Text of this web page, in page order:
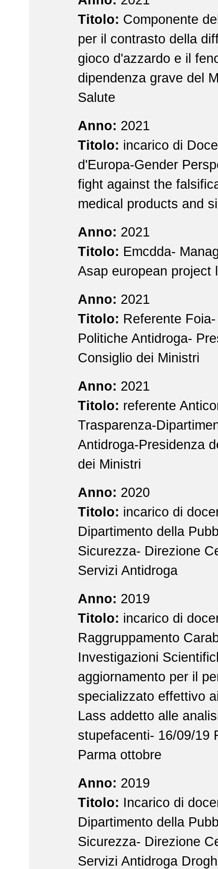
Titolo: Componente
per il contrasto della
gioco d'azzardo e il
dipendenza grave del
Salute
Anno: 2021
Titolo: incarico di
d'Europa-Gender
fight against the
medical products and
Anno: 2021
Titolo: Emcdda-
Asap european project
Anno: 2021
Titolo: Referente
Politiche Antidroga-
Consiglio dei Ministri
Anno: 2021
Titolo: referente
Trasparenza-
Antidroga-Presidenza
dei Ministri
Anno: 2020
Titolo: incarico di
Dipartimento della
Sicurezza- Direzione
Servizi Antidroga
Anno: 2019
Titolo: incarico di
Raggruppamento
Investigazioni
aggiornamento per il
specializzato effettivo
Lass addetto alle
stupefacenti- 16/09/19
Parma ottobre
Anno: 2019
Titolo: Incarico di
Dipartimento della
Sicurezza- Direzione
Servizi Antidroga